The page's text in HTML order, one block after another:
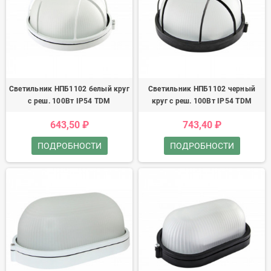
Светильник НПБ1102 белый круг
с реш. 100Вт IP54 TDM
643,50 ₽
ПОДРОБНОСТИ
Светильник НПБ1102 черный
круг с реш. 100Вт IP54 TDM
743,40 ₽
ПОДРОБНОСТИ